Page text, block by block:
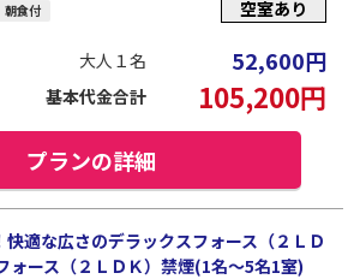
朝食付 空室あり
大人１名 52,600円
基本代金合計 105,200円
プランの詳細
快適な広さのデラックスフォース（２ＬＤ
ォース（２ＬＤＫ）禁煙(1名～5名1室)